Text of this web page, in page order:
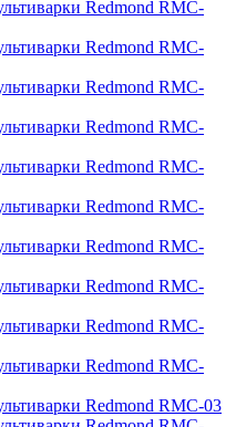
Redmond RMC-
Redmond RMC-
Redmond RMC-
Redmond RMC-
Redmond RMC-
Redmond RMC-
Redmond RMC-
Redmond RMC-
Redmond RMC-
Redmond RMC-
Redmond RMC-03